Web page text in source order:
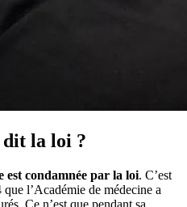
la loi ?
est condamnée par la loi. C’est
l’Académie de médecine a
Ce n’est que pendant sa